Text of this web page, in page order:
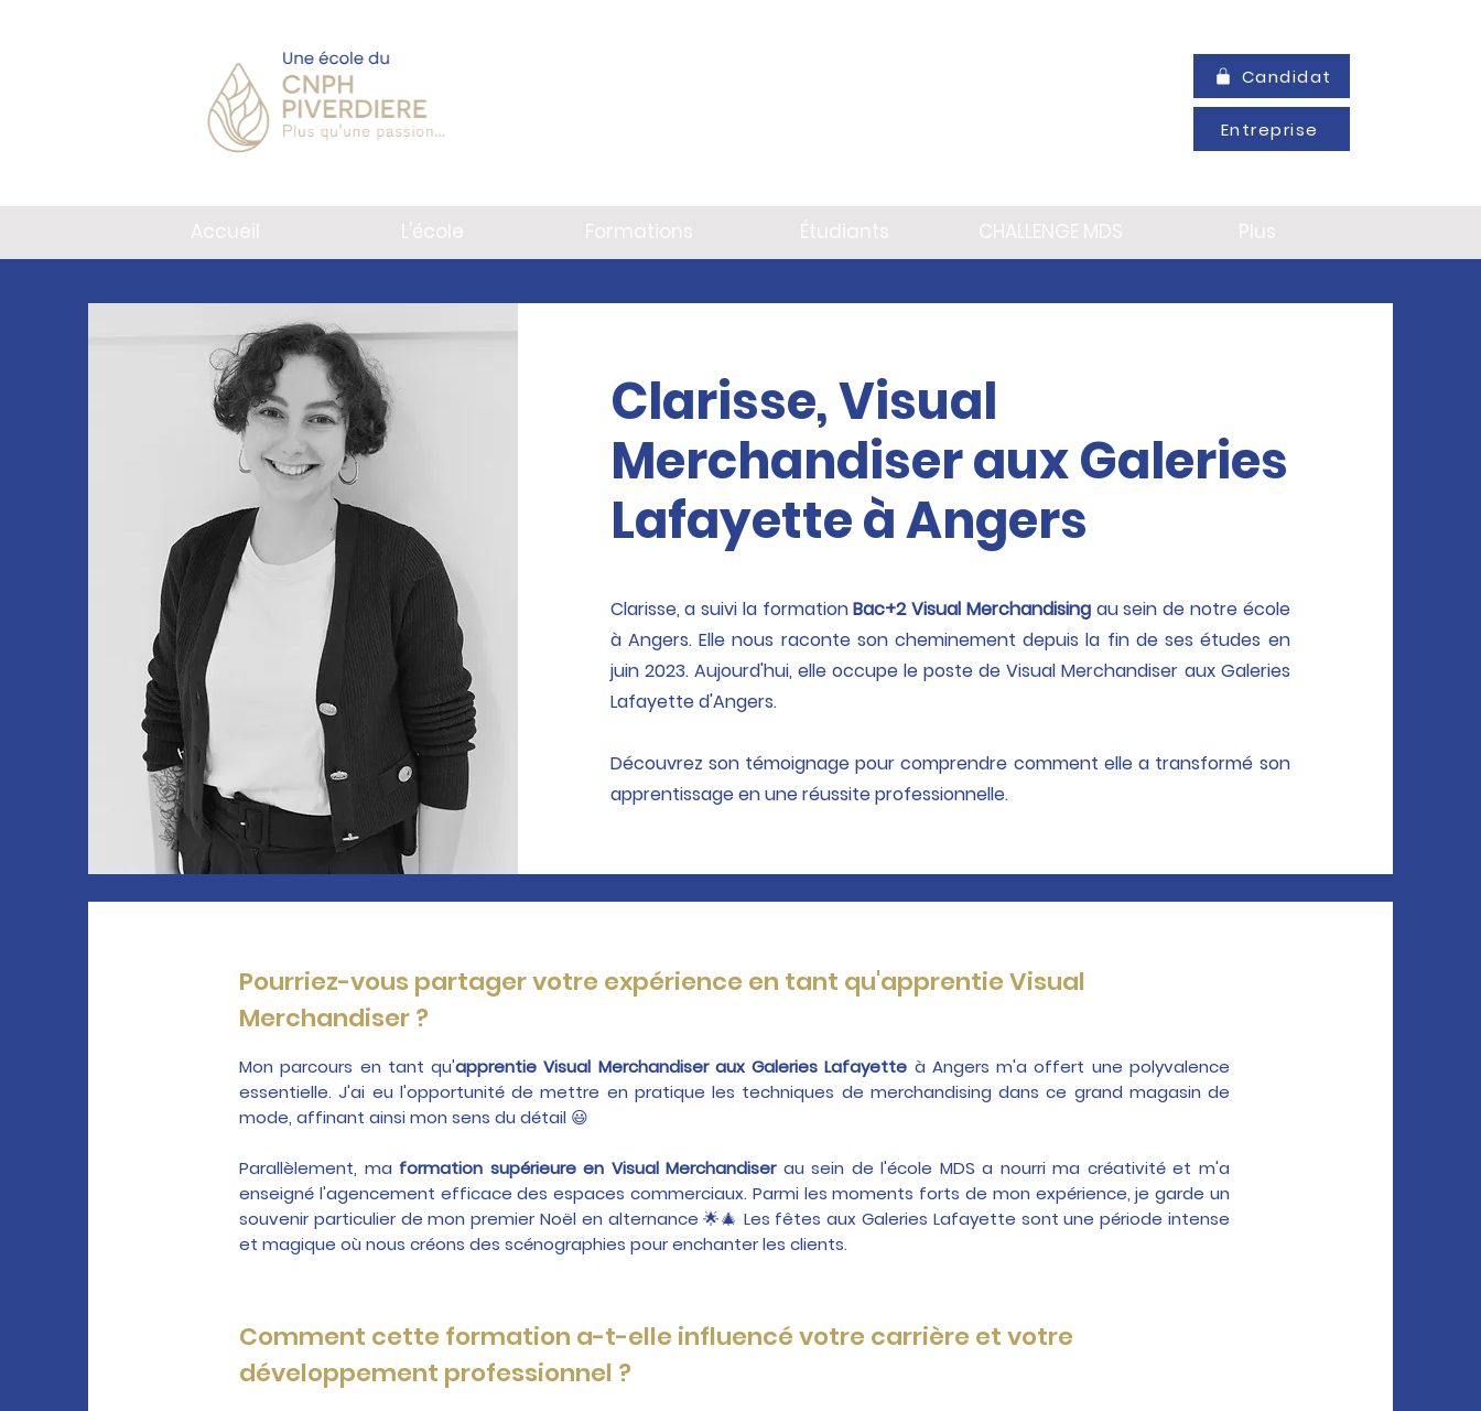
Candidat
Entreprise
Accueil L'école Formations Étudiants CHALLENGE MDS Plus
Clarisse, Visual
Merchandiser aux Galeries
Lafayette à Angers
Clarisse, a suivi la formationBac+2 Visual Merchandisingau sein de notre école
à Angers. Elle nous raconte son cheminement depuis la fin de ses études en
juin 2023. Aujourd'hui, elle occupe le poste de Visual Merchandiser aux Galeries
Lafayette d'Angers.
Découvrez son témoignage pour comprendre comment elle a transformé son
apprentissage en une réussite professionnelle.
Pourriez-vous partager votre expérience en tant qu'apprentie Visual
Merchandiser ?
Mon parcours en tant qu'apprentie Visual Merchandiser aux Galeries Lafayette à Angers m'a offert une polyvalence
essentielle. J'ai eu l'opportunité de mettre en pratique les techniques de merchandising dans ce grand magasin de
mode, affinant ainsi mon sens du détail 😃
Parallèlement, ma formation supérieure en Visual Merchandiserau sein de l'école MDS a nourri ma créativité et m'a
enseigné l'agencement efficace des espaces commerciaux. Parmi les moments forts de mon expérience, je garde un
souvenir particulier de mon premier Noël en alternance 🌟🎄 Les fêtes aux Galeries Lafayette sont une période intense
et magique où nous créons des scénographies pour enchanter les clients.
Comment cette formation a-t-elle influencé votre carrière et votre
développement professionnel ?